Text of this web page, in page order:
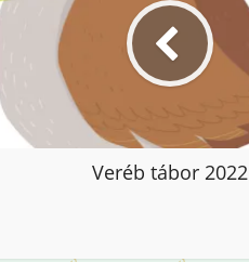
Veréb tábor 2022